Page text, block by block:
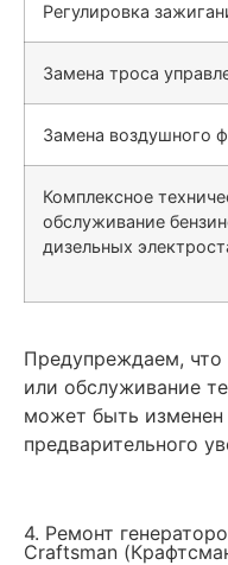
Регулировка
Замена троса
Замена воздушного
Комплексное
обслуживание
дизельных
Предупреждаем, что
или обслуживание
может быть
предварительного
4. Ремонт
Craftsman